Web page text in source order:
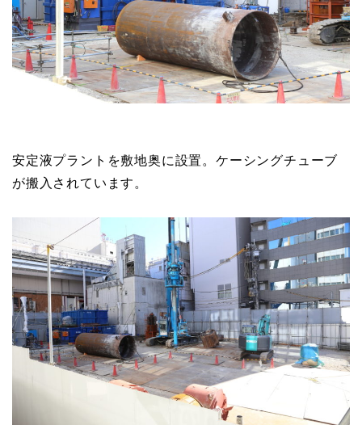
安定液プラントを敷地奥に設置。ケーシングチューブ
が搬入されています。